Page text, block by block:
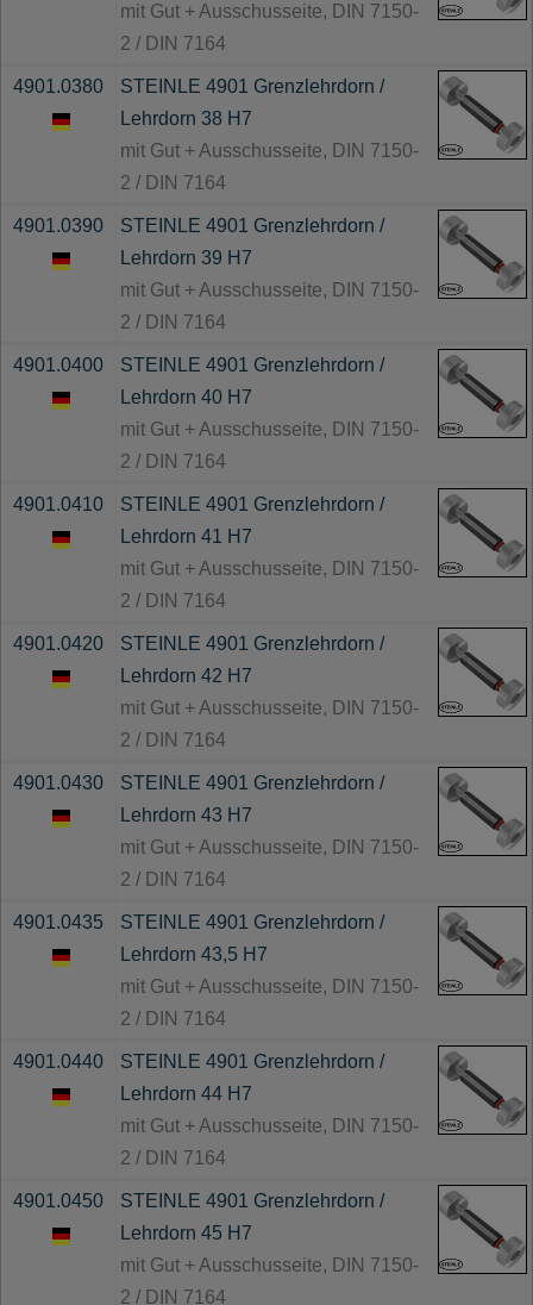
mit Gut + Ausschusseite, DIN 7150-
2 / DIN 7164
4901.0380
STEINLE 4901 Grenzlehrdorn /
Lehrdorn 38 H7
mit Gut + Ausschusseite, DIN 7150-
2 / DIN 7164
4901.0390
STEINLE 4901 Grenzlehrdorn /
Lehrdorn 39 H7
mit Gut + Ausschusseite, DIN 7150-
2 / DIN 7164
4901.0400
STEINLE 4901 Grenzlehrdorn /
Lehrdorn 40 H7
mit Gut + Ausschusseite, DIN 7150-
2 / DIN 7164
4901.0410
STEINLE 4901 Grenzlehrdorn /
Lehrdorn 41 H7
mit Gut + Ausschusseite, DIN 7150-
2 / DIN 7164
4901.0420
STEINLE 4901 Grenzlehrdorn /
Lehrdorn 42 H7
mit Gut + Ausschusseite, DIN 7150-
2 / DIN 7164
4901.0430
STEINLE 4901 Grenzlehrdorn /
Lehrdorn 43 H7
mit Gut + Ausschusseite, DIN 7150-
2 / DIN 7164
4901.0435
STEINLE 4901 Grenzlehrdorn /
Lehrdorn 43,5 H7
mit Gut + Ausschusseite, DIN 7150-
2 / DIN 7164
4901.0440
STEINLE 4901 Grenzlehrdorn /
Lehrdorn 44 H7
mit Gut + Ausschusseite, DIN 7150-
2 / DIN 7164
4901.0450
STEINLE 4901 Grenzlehrdorn /
Lehrdorn 45 H7
mit Gut + Ausschusseite, DIN 7150-
2 / DIN 7164